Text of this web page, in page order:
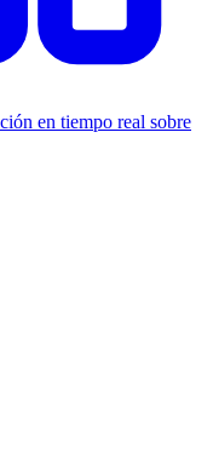
en tiempo real sobre